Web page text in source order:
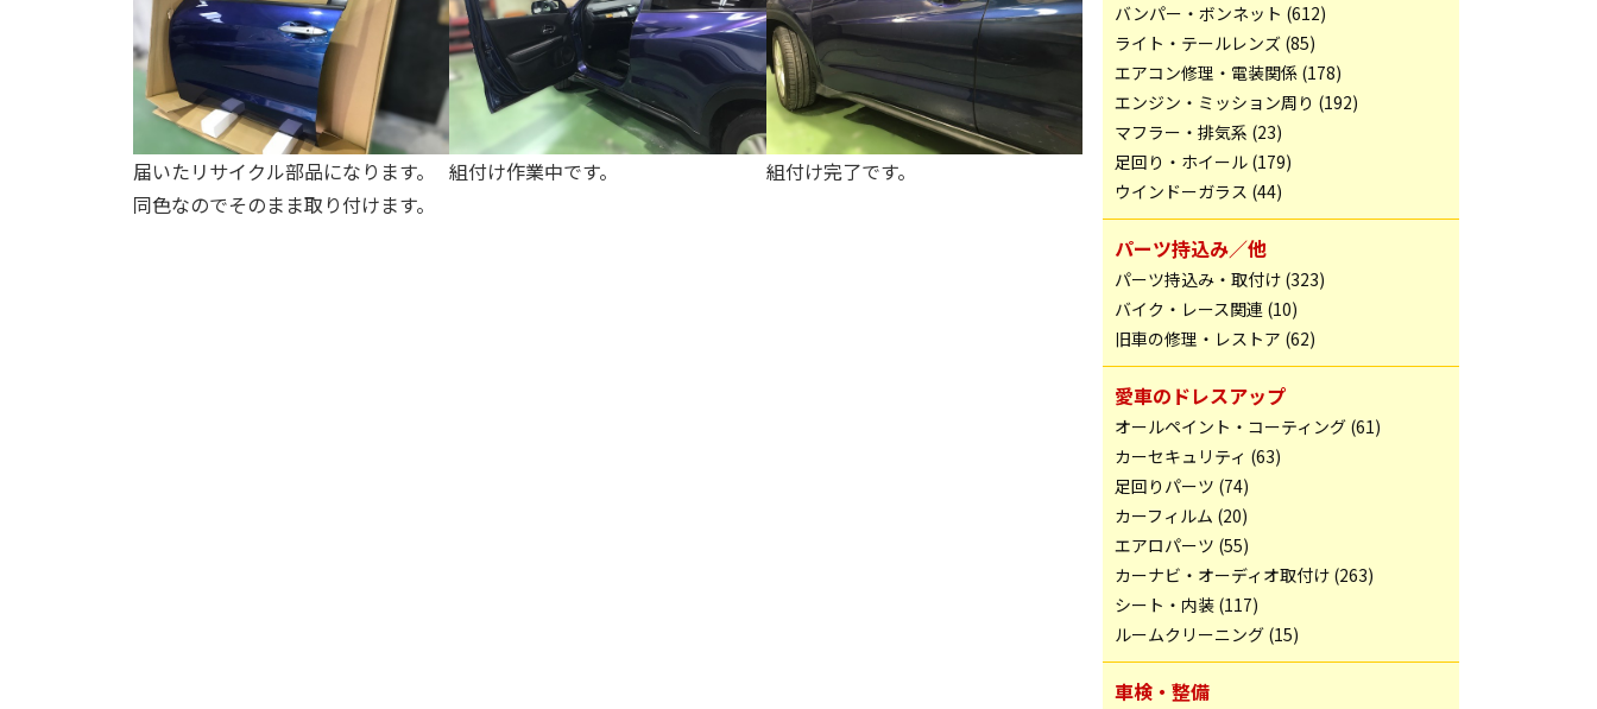
届いたリサイクル部品になります。
同色なのでそのまま取り付けます。
組付け作業中です。 組付け完了です。
バンパー・ボンネット (612)
ライト・テールレンズ (85)
エアコン修理・電装関係 (178)
エンジン・ミッション周り (192)
マフラー・排気系 (23)
足回り・ホイール (179)
ウインドーガラス (44)
パーツ持込み／他
パーツ持込み・取付け (323)
バイク・レース関連 (10)
旧車の修理・レストア (62)
愛車のドレスアップ
オールペイント・コーティング (61)
カーセキュリティ (63)
足回りパーツ (74)
カーフィルム (20)
エアロパーツ (55)
カーナビ・オーディオ取付け (263)
シート・内装 (117)
ルームクリーニング (15)
車検・整備